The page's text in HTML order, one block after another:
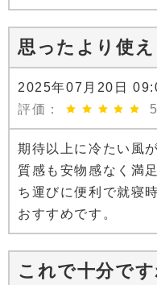
思ったより使
2025年07月20日
評価：
5
期待以上に冷たい風
質感も安物感なく満
ち運びに便利で就寝
おすすめです。
これで十分です